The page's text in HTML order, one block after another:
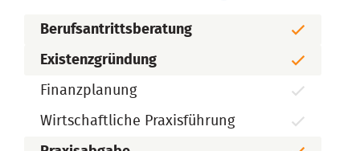
Berufsantrittsberatung
Existenzgründung
Finanzplanung
Wirtschaftliche Praxisführung